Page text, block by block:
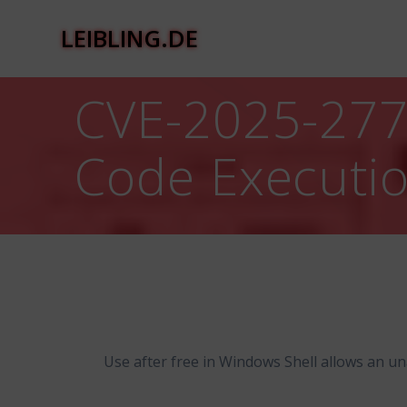
LEIBLING.DE
CVE-2025-
Code
Use after free in Windows Shell allows an